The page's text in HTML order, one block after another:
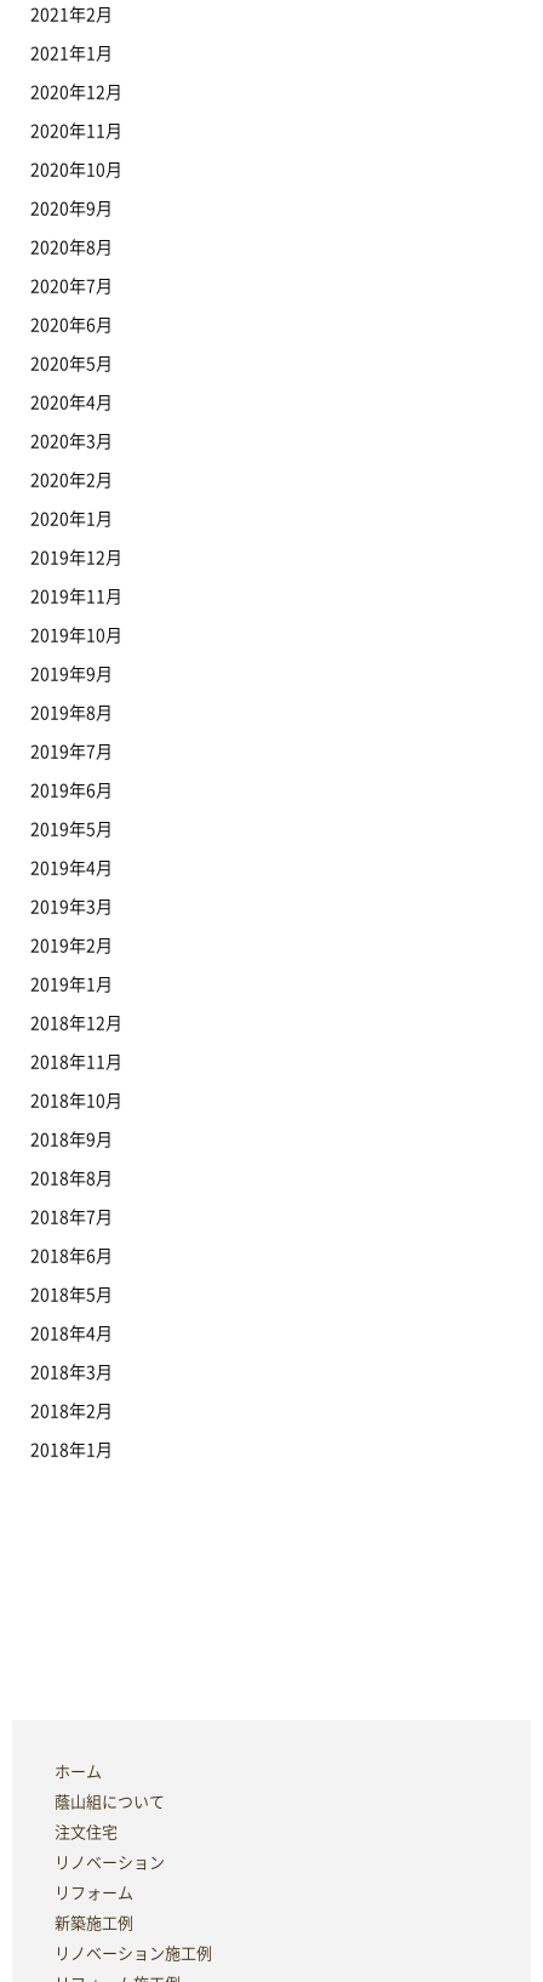
2021年2月
2021年1月
2020年12月
2020年11月
2020年10月
2020年9月
2020年8月
2020年7月
2020年6月
2020年5月
2020年4月
2020年3月
2020年2月
2020年1月
2019年12月
2019年11月
2019年10月
2019年9月
2019年8月
2019年7月
2019年6月
2019年5月
2019年4月
2019年3月
2019年2月
2019年1月
2018年12月
2018年11月
2018年10月
2018年9月
2018年8月
2018年7月
2018年6月
2018年5月
2018年4月
2018年3月
2018年2月
2018年1月
ホーム
蔭山組について
注文住宅
リノベーション
リフォーム
新築施工例
リノベーション施工例